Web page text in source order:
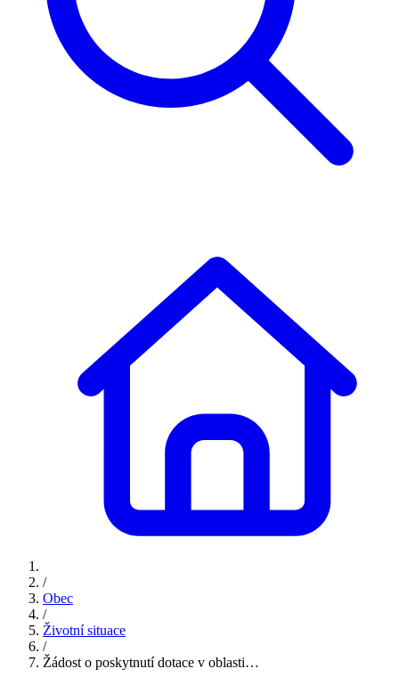
/
Obec
/
Životní situace
/
Žádost o poskytnutí dotace v oblasti…